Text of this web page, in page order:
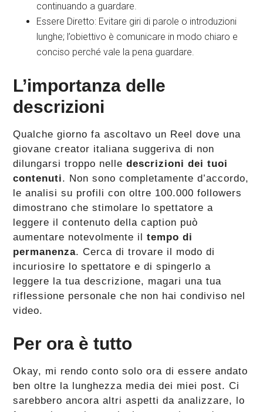
continuando a guardare.
Essere Diretto: Evitare giri di parole o introduzioni
lunghe; l’obiettivo è comunicare in modo chiaro e
conciso perché vale la pena guardare.
L’importanza delle
descrizioni
Qualche giorno fa ascoltavo un Reel dove una
giovane creator italiana suggeriva di non
dilungarsi troppo nelledescrizioni dei tuoi
contenuti. Non sono completamente d’accordo,
le analisi su profili con oltre 100.000 followers
dimostrano che stimolare lo spettatore a
leggere il contenuto della caption può
aumentare notevolmente il
tempo di
permanenza. Cerca di trovare il modo di
incuriosire lo spettatore e di spingerlo a
leggere la tua descrizione, magari una tua
riflessione personale che non hai condiviso nel
video.
Per ora è tutto
Okay, mi rendo conto solo ora di essere andato
ben oltre la lunghezza media dei miei post. Ci
sarebbero ancora altri aspetti da analizzare, lo